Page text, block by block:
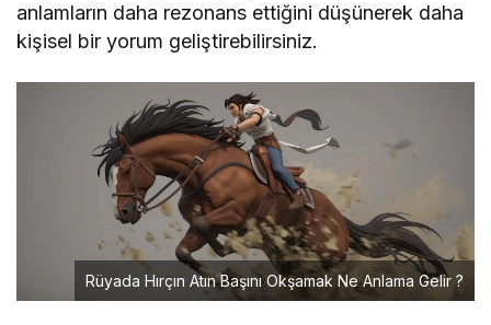
anlamların daha rezonans ettiğini düşünerek daha
kişisel bir yorum geliştirebilirsiniz.
Rüyada Hırçın Atın Başını Okşamak Ne Anlama Gelir ?